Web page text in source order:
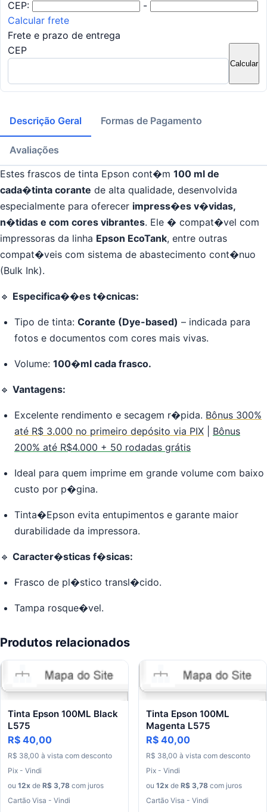
CEP:
-
Calcular frete
Frete e prazo de entrega
CEP
Calcular
Descrição Geral Formas de Pagamento
Avaliações
Estes frascos de tinta Epson cont�m 100 ml de
cada�tinta corante de alta qualidade, desenvolvida
especialmente para oferecer impress�es v�vidas,
n�tidas e com cores vibrantes. Ele � compat�vel com
impressoras da linha Epson EcoTank, entre outras
compat�veis com sistema de abastecimento cont�nuo
(Bulk Ink).
🔹 Especifica��es t�cnicas:
Tipo de tinta: Corante (Dye-based) – indicada para
fotos e documentos com cores mais vivas.
Volume: 100�ml cada frasco.
🔹 Vantagens:
Excelente rendimento e secagem r�pida. Bônus 300%
até R$ 3.000 no primeiro depósito via PIX
Bônus
200% até R$4.000 + 50 rodadas grátis
Ideal para quem imprime em grande volume com baixo
custo por p�gina.
Tinta�Epson evita entupimentos e garante maior
durabilidade da impressora.
🔹 Caracter�sticas f�sicas:
Frasco de pl�stico transl�cido.
Tampa rosque�vel.
Produtos relacionados
Tinta Epson 100ML Black
L575
R$ 40,00
R$ 38 00 à vista com desconto
Pix - Vindi
ou 12x de R$ 3,78 com juros
Cartão Visa - Vindi
Tinta Epson 100ML
Magenta L575
R$ 40,00
R$ 38 00 à vista com desconto
Pix - Vindi
ou 12x de R$ 3,78 com juros
Cartão Visa - Vindi